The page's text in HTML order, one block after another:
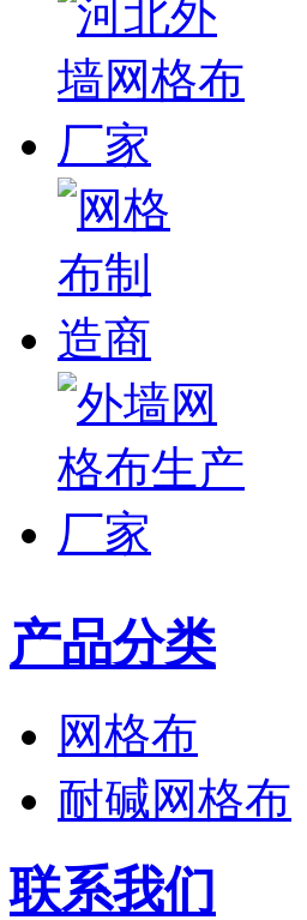
产品分类
网格布
耐碱网格布
联系我们